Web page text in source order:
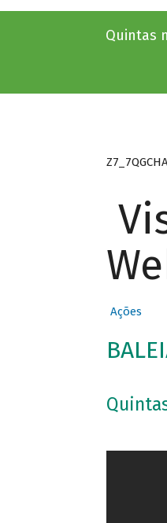
Quintas
Ações